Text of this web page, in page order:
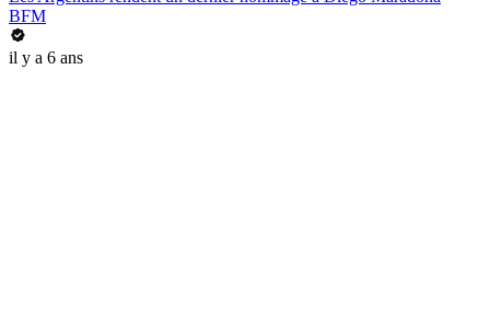
BFM
il y a 6 ans